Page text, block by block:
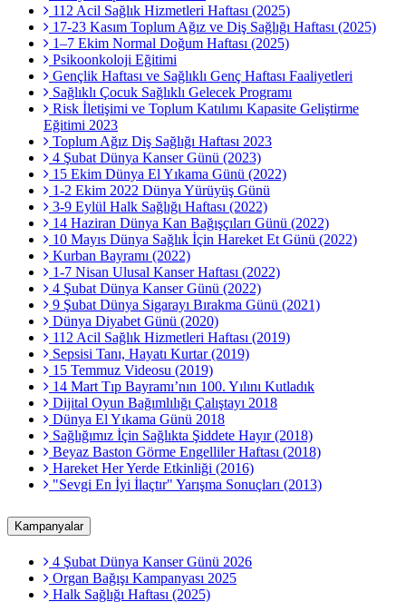
112 Acil Sağlık Hizmetleri Haftası (2025)
17-23 Kasım Toplum Ağız ve Diş Sağlığı Haftası (2025)
1–7 Ekim Normal Doğum Haftası (2025)
Psikoonkoloji Eğitimi
Gençlik Haftası ve Sağlıklı Genç Haftası Faaliyetleri
Sağlıklı Çocuk Sağlıklı Gelecek Programı
Risk İletişimi ve Toplum Katılımı Kapasite Geliştirme
Eğitimi 2023
Toplum Ağız Diş Sağlığı Haftası 2023
4 Şubat Dünya Kanser Günü (2023)
15 Ekim Dünya El Yıkama Günü (2022)
1-2 Ekim 2022 Dünya Yürüyüş Günü
3-9 Eylül Halk Sağlığı Haftası (2022)
14 Haziran Dünya Kan Bağışçıları Günü (2022)
10 Mayıs Dünya Sağlık İçin Hareket Et Günü (2022)
Kurban Bayramı (2022)
1-7 Nisan Ulusal Kanser Haftası (2022)
4 Şubat Dünya Kanser Günü (2022)
9 Şubat Dünya Sigarayı Bırakma Günü (2021)
Dünya Diyabet Günü (2020)
112 Acil Sağlık Hizmetleri Haftası (2019)
Sepsisi Tanı, Hayatı Kurtar (2019)
15 Temmuz Videosu (2019)
14 Mart Tıp Bayramı’nın 100. Yılını Kutladık
Dijital Oyun Bağımlılığı Çalıştayı 2018
Dünya El Yıkama Günü 2018
Sağlığımız İçin Sağlıkta Şiddete Hayır (2018)
Beyaz Baston Görme Engelliler Haftası (2018)
Hareket Her Yerde Etkinliği (2016)
"Sevgi En İyi İlaçtır" Yarışma Sonuçları (2013)
Kampanyalar
4 Şubat Dünya Kanser Günü 2026
Organ Bağışı Kampanyası 2025
Halk Sağlığı Haftası (2025)